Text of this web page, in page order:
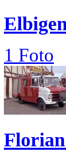
1 Foto